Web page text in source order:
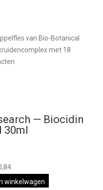
— Biocidin
30ml
winkelwagen